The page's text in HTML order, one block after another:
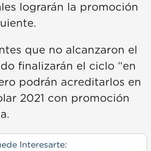
lograrán la promoción
que no alcanzaron el
finalizarán el ciclo “en
podrán acreditarlos en
2021 con promoción
Interesarte: